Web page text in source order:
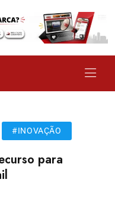
#INOVAÇÃO
para